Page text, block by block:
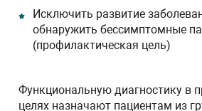
Исключить развитие
обнаружить бессимптомные
(профилактическая цель)
Функциональную диагностику в
целях назначают пациентам из